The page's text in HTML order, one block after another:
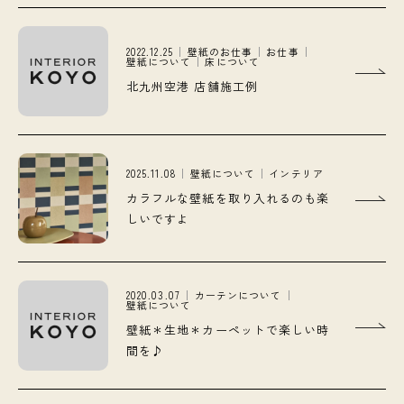
2022.12.25 壁紙のお仕事 お仕事
壁紙について 床について
北九州空港 店舗施工例
2025.11.08 壁紙について インテリア
カラフルな壁紙を取り入れるのも楽
しいですよ
2020.03.07 カーテンについて
壁紙について
壁紙＊生地＊カーペットで楽しい時
間を♪